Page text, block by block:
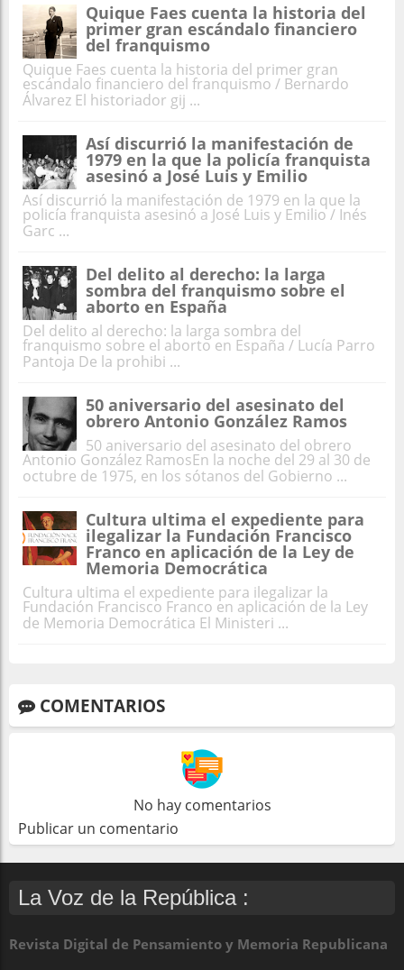
Quique Faes cuenta la historia del
primer gran escándalo financiero
del franquismo
Quique Faes cuenta la historia del primer gran
escándalo financiero del franquismo / Bernardo
Álvarez El historiador gij ...
Así discurrió la manifestación de
1979 en la que la policía franquista
asesinó a José Luis y Emilio
Así discurrió la manifestación de 1979 en la que la
policía franquista asesinó a José Luis y Emilio / Inés
Garc ...
Del delito al derecho: la larga
sombra del franquismo sobre el
aborto en España
Del delito al derecho: la larga sombra del
franquismo sobre el aborto en España / Lucía Parro
Pantoja De la prohibi ...
50 aniversario del asesinato del
obrero Antonio González Ramos
50 aniversario del asesinato del obrero
Antonio González RamosEn la noche del 29 al 30 de
octubre de 1975, en los sótanos del Gobierno ...
Cultura ultima el expediente para
ilegalizar la Fundación Francisco
Franco en aplicación de la Ley de
Memoria Democrática
Cultura ultima el expediente para ilegalizar la
Fundación Francisco Franco en aplicación de la Ley
de Memoria Democrática El Ministeri ...
COMENTARIOS
No hay comentarios
Publicar un comentario
La Voz de la República :
Revista Digital de Pensamiento y Memoria Republicana